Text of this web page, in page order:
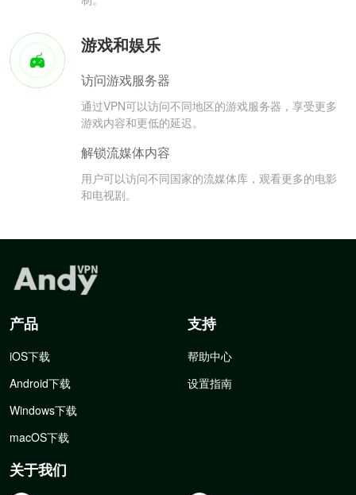
游戏和娱乐
访问游戏服务器
通过VPN可以访问不同地区的游戏服务器，享受更多
游戏内容和更低的延迟。
解锁流媒体内容
用户可以访问不同国家的流媒体库，观看更多的电影
和电视剧。
产品
iOS下载
Android下载
Windows下载
macOS下载
支持
帮助中心
设置指南
关于我们